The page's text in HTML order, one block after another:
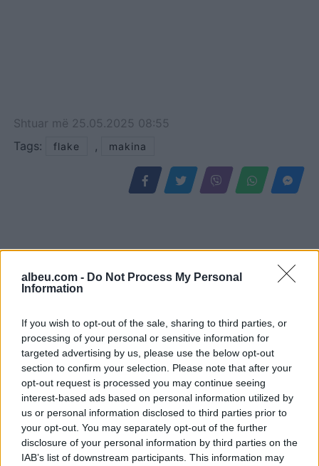
albeu.com - Do Not Process My Personal
Information
If you wish to opt-out of the sale, sharing to third parties, or
processing of your personal or sensitive information for
targeted advertising by us, please use the below opt-out
section to confirm your selection. Please note that after your
opt-out request is processed you may continue seeing
interest-based ads based on personal information utilized by
us or personal information disclosed to third parties prior to
your opt-out. You may separately opt-out of the further
disclosure of your personal information by third parties on the
IAB’s list of downstream participants. This information may
Shtuar më 25.05.2025 08:55
Tags:
flake , makina
Kodi Rrugor me masa më
të ashpra: Heqje e
përhershme e patentës,
gjoba të rritura dhe
kufizime për drejtuesit e
rinj
Djali ishte në konflikt me
një person tjetër, babai
69-vjeçar humb jetën nga
arresti kardiak (EMRI)